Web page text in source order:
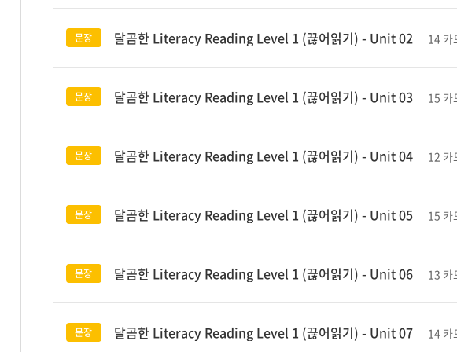
달곰한 Literacy Reading Level 1 (끊어읽기) - Unit 02 14 카
달곰한 Literacy Reading Level 1 (끊어읽기) - Unit 03 15 카
달곰한 Literacy Reading Level 1 (끊어읽기) - Unit 04 12 카
달곰한 Literacy Reading Level 1 (끊어읽기) - Unit 05 15 카
달곰한 Literacy Reading Level 1 (끊어읽기) - Unit 06 13 카
달곰한 Literacy Reading Level 1 (끊어읽기) - Unit 07 14 카